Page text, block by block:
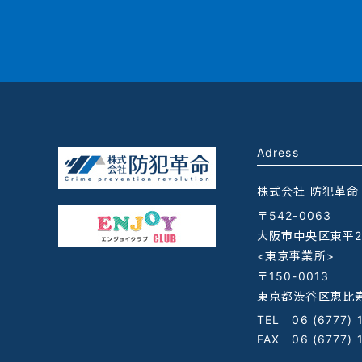
Adress
株式会社 防犯革命
〒542-0063
大阪市中央区東
<東京事業所>
〒150-0013
東京都渋谷区恵比
TEL06 (6777)
FAX 06 (6777)